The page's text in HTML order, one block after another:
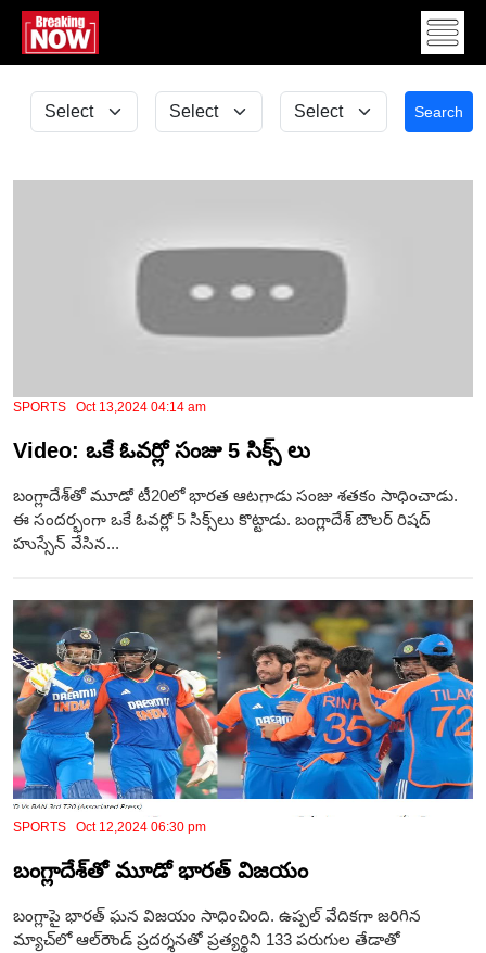
Search
SPORTS Oct 13,2024 04:14 am
Video: ఒకే ఓవర్లో సంజు 5 సిక్స్ లు
బంగ్లాదేశ్‌తో మూడో టీ20లో భారత ఆటగాడు సంజు శతకం సాధించాడు.
ఈ సందర్భంగా ఒకే ఓవర్లో 5 సిక్స్‌లు కొట్టాడు. బంగ్లాదేశ్ బౌలర్ రిషద్
హుస్సేన్ వేసిన...
SPORTS Oct 12,2024 06:30 pm
బంగ్లాదేశ్​తో మూడో భారత్ విజయం
బంగ్లాపై భారత్‌ ఘన విజయం సాధించింది. ఉప్పల్‌ వేదికగా జరిగిన
మ్యాచ్‌లో ఆల్‌రౌండ్‌ ప్రదర్శనతో ప్రత్యర్థిని 133 పరుగుల తేడాతో